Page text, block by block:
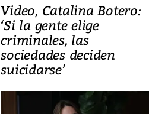
Video, Catalina Botero:
‘Si la gente elige
criminales, las
sociedades deciden
suicidarse’